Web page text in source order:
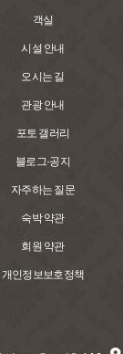
객실
시설 안내
오시는 길
관광 안내
포토 갤러리
블로그·공지
자주하는 질문
숙박 약관
회원 약관
개인정보보호정책